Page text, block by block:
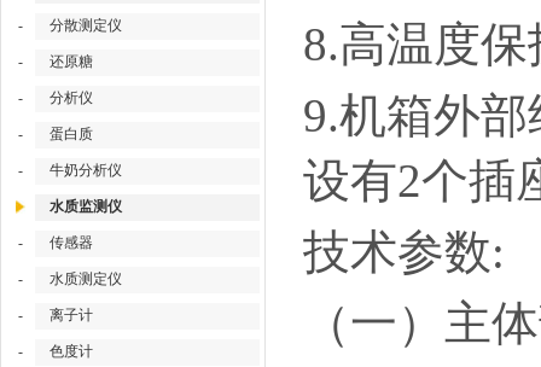
- 分散测定仪
- 还原糖
- 分析仪
- 蛋白质
- 牛奶分析仪
水质监测仪
- 传感器
- 水质测定仪
- 离子计
- 色度计
8.高温度
9.机箱外
设有2个插
技术参数:
（一）主